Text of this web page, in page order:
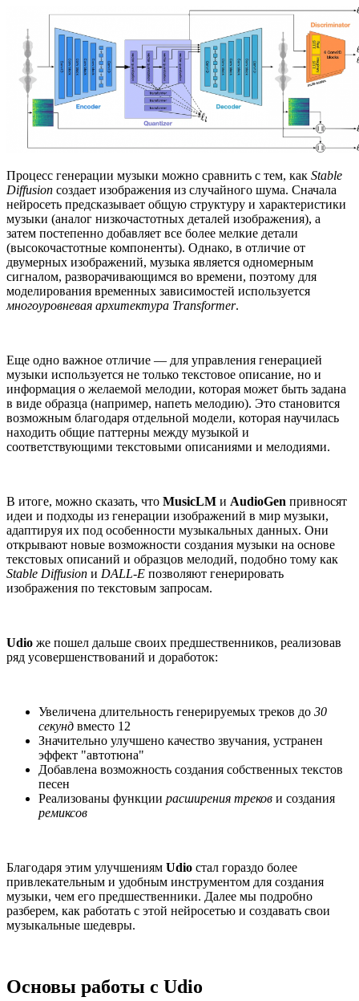
Процесс генерации музыки можно сравнить с тем, как Stable
Diffusion создает изображения из случайного шума. Сначала
нейросеть предсказывает общую структуру и характеристики
музыки (аналог низкочастотных деталей изображения), а
затем постепенно добавляет все более мелкие детали
(высокочастотные компоненты). Однако, в отличие от
двумерных изображений, музыка является одномерным
сигналом, разворачивающимся во времени, поэтому для
моделирования временных зависимостей используется
многоуровневая архитектура Transformer.
Еще одно важное отличие — для управления генерацией
музыки используется не только текстовое описание, но и
информация о желаемой мелодии, которая может быть задана
в виде образца (например, напеть мелодию). Это становится
возможным благодаря отдельной модели, которая научилась
находить общие паттерны между музыкой и
соответствующими текстовыми описаниями и мелодиями.
В итоге, можно сказать, что MusicLM и AudioGen привносят
идеи и подходы из генерации изображений в мир музыки,
адаптируя их под особенности музыкальных данных. Они
открывают новые возможности создания музыки на основе
текстовых описаний и образцов мелодий, подобно тому как
Stable Diffusion и DALL-E позволяют генерировать
изображения по текстовым запросам.
Udio же пошел дальше своих предшественников, реализовав
ряд усовершенствований и доработок:
Увеличена длительность генерируемых треков до 30
секунд вместо 12
Значительно улучшено качество звучания, устранен
эффект "автотюна"
Добавлена возможность создания собственных текстов
песен
Реализованы функции расширения треков и создания
ремиксов
Благодаря этим улучшениям Udio стал гораздо более
привлекательным и удобным инструментом для создания
музыки, чем его предшественники. Далее мы подробно
разберем, как работать с этой нейросетью и создавать свои
музыкальные шедевры.
Основы работы с Udio